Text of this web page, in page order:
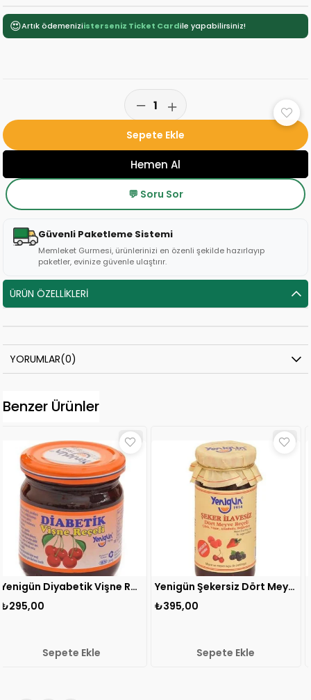
😍Artık ödemeniziisterseniz Ticket Cardile yapabilirsiniz!
💬 Soru Sor
Güvenli Paketleme Sistemi
Memleket Gurmesi, ürünlerinizi en özenli şekilde hazırlayıp
paketler, evinize güvenle ulaştırır.
ÜRÜN ÖZELLIKLERI
YORUMLAR(0)
Benzer Ürünler
Yenigün Diyabetik Vişne Reçeli 230 gr 1 ADET
Yenigün Şekersiz Dört Meyve Reçeli 290 gr 1 ADET